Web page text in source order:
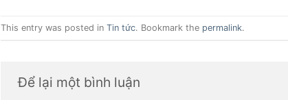
This entry was posted in Tin tức. Bookmark the permalink.
Để lại một bình luận